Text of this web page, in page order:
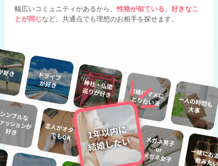
幅広いコミュニティがあるから、性格が似ている、好きなこ
とが同じなど、共通点でも理想のお相手を探せます。